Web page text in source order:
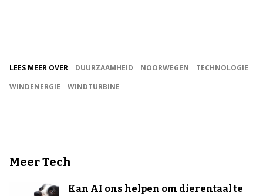
LEES MEER OVER DUURZAAMHEID NOORWEGEN
TECHNOLOGIE
WINDENERGIE
WINDTURBINE
Meer Tech
Kan AI ons helpen om dierentaal te